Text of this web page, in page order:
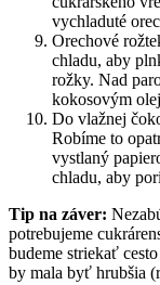
vychladuté
Orechové
chladu, aby
rožky. Nad
kokosovým
Do vlažnej
Robíme to
vystlaný
chladu, aby
Tip na záver:
potrebujeme
budeme striekať
by mala byť hrubšia